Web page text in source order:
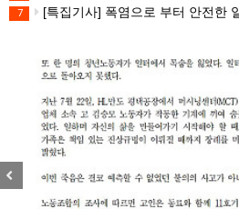
7 [특집기사] 폭염으로 부터 안전한